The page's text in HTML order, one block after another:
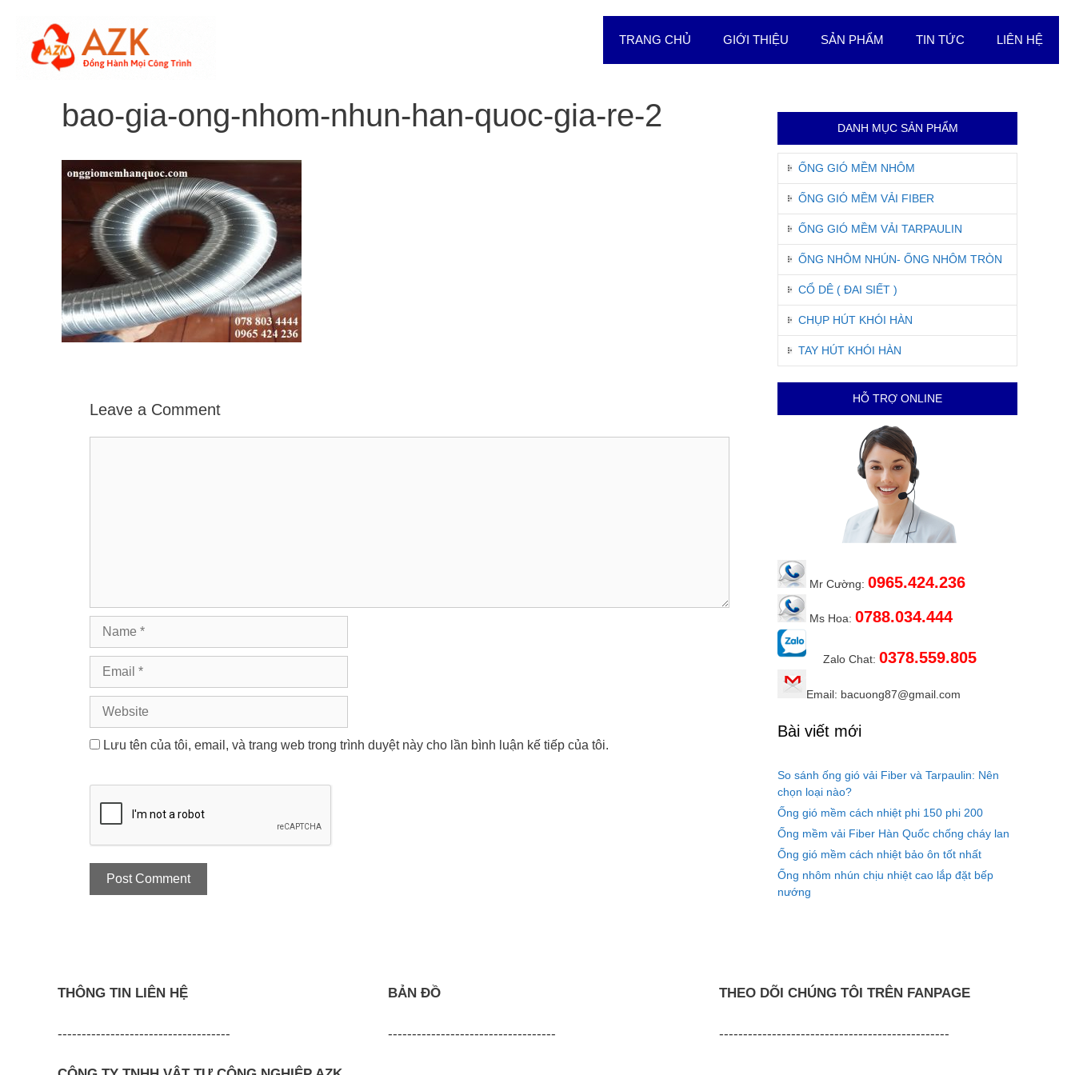
content
TRANG CHỦ GIỚI THIỆU SẢN PHẨM TIN TỨC LIÊN HỆ
bao-gia-ong-nhom-nhun-han-quoc-gia-re-2
Leave a Comment
Name
Email
Website
Lưu tên của tôi, email, và trang web trong trình duyệt này cho lần bình luận kế tiếp của tôi.
DANH MỤC SẢN PHẨM
ỐNG GIÓ MỀM NHÔM
ỐNG GIÓ MỀM VẢI FIBER
ỐNG GIÓ MỀM VẢI TARPAULIN
ỐNG NHÔM NHÚN- ỐNG NHÔM TRÒN
CỔ DÊ ( ĐAI SIẾT )
CHỤP HÚT KHÓI HÀN
TAY HÚT KHÓI HÀN
HỖ TRỢ ONLINE
Mr Cường: 0965.424.236
Ms Hoa: 0788.034.444
Zalo Chat: 0378.559.805
Email: bacuong87@gmail.com
Bài viết mới
So sánh ống gió vải Fiber và Tarpaulin: Nên
chọn loại nào?
Ống gió mềm cách nhiệt phi 150 phi 200
Ống mềm vải Fiber Hàn Quốc chống cháy lan
Ống gió mềm cách nhiệt bảo ôn tốt nhất
Ống nhôm nhún chịu nhiệt cao lắp đặt bếp
nướng
THÔNG TIN LIÊN HỆ
------------------------------------
BẢN ĐỒ
-----------------------------------
THEO DÕI CHÚNG TÔI TRÊN FANPAGE
------------------------------------------------